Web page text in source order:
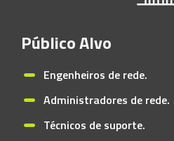
Público Alvo
Engenheiros de rede.
Administradores de rede.
Técnicos de suporte.